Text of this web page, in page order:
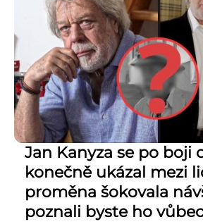
Jan Kanyza se po boji
konečně ukázal mezi
proměna šokovala
poznali byste ho